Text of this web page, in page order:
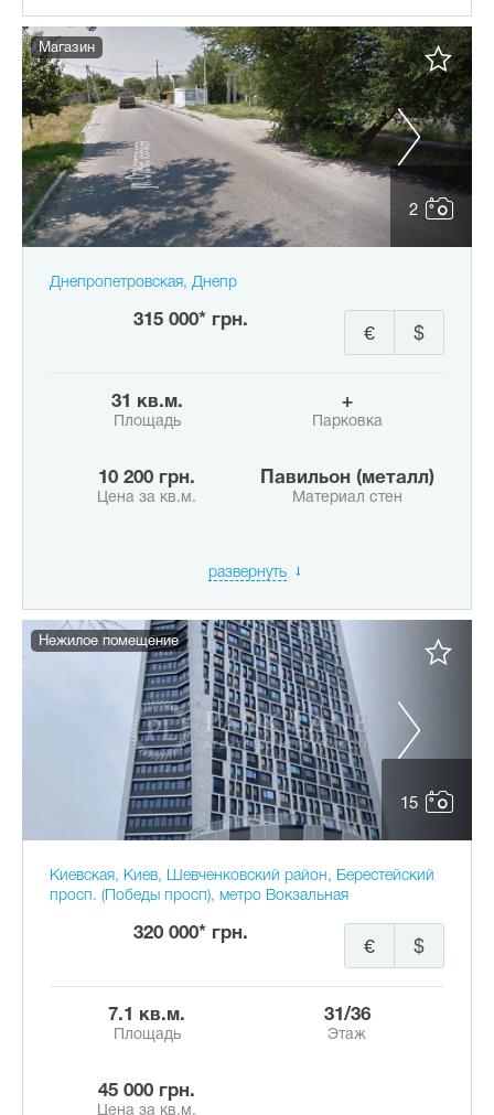
2
Магазин
Днепропетровская, Днепр
315 000* грн.
$
€
31 кв.м.
Площадь
+
Парковка
10 200 грн.
Цена за кв.м.
Павильон (металл)
Материал стен
развернуть
15
Нежилое помещение
Киевская, Киев, Шевченковский район, Берестейский
просп. (Победы просп), метро Вокзальная
320 000* грн.
$
€
7.1 кв.м.
Площадь
31/36
Этаж
45 000 грн.
Цена за кв.м.